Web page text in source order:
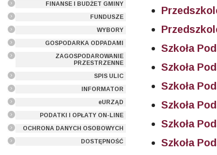
FINANSE I BUDŻET GMINY
FUNDUSZE
WYBORY
GOSPODARKA ODPADAMI
ZAGOSPODAROWANIE
PRZESTRZENNE
SPIS ULIC
INFORMATOR
eURZĄD
PODATKI I OPŁATY ON-LINE
OCHRONA DANYCH OSOBOWYCH
DOSTĘPNOŚĆ
Szkoła
Szkoła
Szkoła
Szkoła
Szkoła
Szkoła